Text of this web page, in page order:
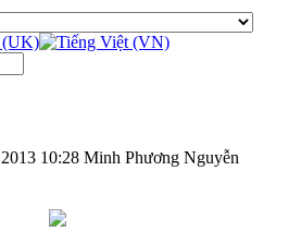
10:28 Minh Phương Nguyễn